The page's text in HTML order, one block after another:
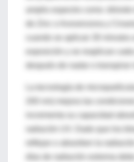
cuando se aplican 30 minutos
exposición y se reaplican cada
La tecnología de
incrementa su capacidad
radiación UV. Dado que los